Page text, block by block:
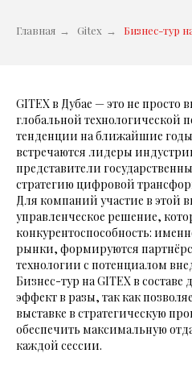
Главная → Gitex → Бизнес-тур
GITEX в Дубае — это не просто
глобальной технологической
тенденции на ближайшие
встречаются лидеры
представители
стратегию цифровой
Для компаний участие в этой
управленческое решение,
конкурентоспособность:
рынки, формируются
технологии с потенциалом
Бизнес-тур на GITEX в составе
эффект в разы, так как
выставке в стратегическую
обеспечить максимальную
каждой сессии.